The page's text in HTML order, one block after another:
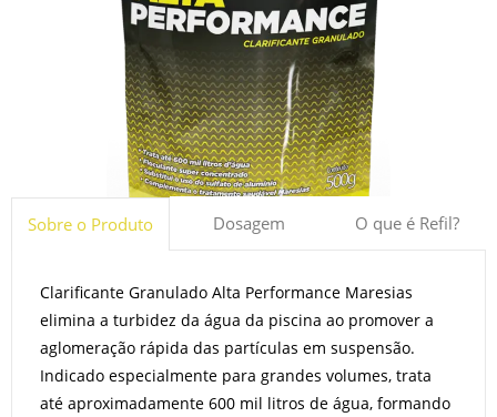
Sobre o Produto Dosagem O que é Refil?
Clarificante Granulado Alta Performance Maresias
elimina a turbidez da água da piscina ao promover a
aglomeração rápida das partículas em suspensão.
Indicado especialmente para grandes volumes, trata
até aproximadamente 600 mil litros de água, formando
10.000L 15g